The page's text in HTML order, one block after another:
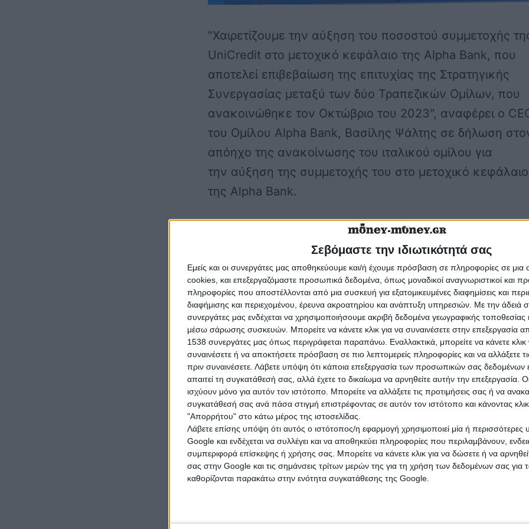
Σεβόμαστε την ιδιωτικότητά σας
Εμείς και οι συνεργάτες μας αποθηκεύουμε και/ή έχουμε πρόσβαση σε πληροφορίες σε
cookies, και επεξεργαζόμαστε προσωπικά δεδομένα, όπως μοναδικοί αναγνωριστικοί και
πληροφορίες που αποστέλλονται από μια συσκευή για εξατομικευμένες διαφημίσεις και
διαφήμισης και περιεχομένου, έρευνα ακροατηρίου και ανάπτυξη υπηρεσιών. Με την άδειά
συνεργάτες μας ενδέχεται να χρησιμοποιήσουμε ακριβή δεδομένα γεωγραφικής τοποθεσίας
μέσω σάρωσης συσκευών. Μπορείτε να κάνετε κλικ για να συναινέσετε στην επεξεργασία
1538 συνεργάτες μας όπως περιγράφεται παραπάνω. Εναλλακτικά, μπορείτε να κάνετε κλικ
συναινέσετε ή να αποκτήσετε πρόσβαση σε πιο λεπτομερείς πληροφορίες και να αλλάξετε
πριν συναινέσετε. Λάβετε υπόψη ότι κάποια επεξεργασία των προσωπικών σας δεδομένων
απαιτεί τη συγκατάθεσή σας, αλλά έχετε το δικαίωμα να αρνηθείτε αυτήν την επεξεργασία.
ισχύουν μόνο για αυτόν τον ιστότοπο. Μπορείτε να αλλάξετε τις προτιμήσεις σας ή να
συγκατάθεσή σας ανά πάσα στιγμή επιστρέφοντας σε αυτόν τον ιστότοπο και κάνοντας
"Απορρήτου" στο κάτω μέρος της ιστοσελίδας.
Λάβετε επίσης υπόψη ότι αυτός ο ιστότοπος/η εφαρμογή χρησιμοποιεί μία ή περισσότερες
Google και ενδέχεται να συλλέγει και να αποθηκεύει πληροφορίες που περιλαμβάνουν,
συμπεριφορά επίσκεψης ή χρήσης σας. Μπορείτε να κάνετε κλικ για να δώσετε ή να
σας στην Google και τις σημάνσεις τρίτων μερών της για τη χρήση των δεδομένων σας
καθορίζονται παρακάτω στην ενότητα συγκατάθεσης της Google.
"Χαιρετίζουμε την αύξηση του ποσοστού συμμετοχής
UniCredit στο μετοχικό κεφάλαιο της Alpha Bank, που
αποτελεί επιβεβαίωση της επιτυχίας της Στρατηγικής
Συνεργασίας μεταξύ των δύο Τραπεζικών Ομίλων, που
ανακοινώθηκε τον Οκτώβριο του 2023", αναφέρει ο
του Ομίλου Alpha Bank, Βασίλης Ψάλτης σε δήλωση
απόηχο της ανακοίνωσης του ιταλικού ομίλου για
την αύξηση της συμμετοχής του στο μετοχικό κεφάλαιο
της Alpha Bank.
"Έκτοτε συνεργαζόμαστε εντατικά σε ένα ευρύ φάσμα
τραπεζικών και επενδυτικών προϊόντων υψηλής
προστιθέμενης αξίας για τους πελάτες μας, από το
management έως τις υπηρεσίες χρηματοδότησης
επιχειρήσεων και επενδυτικών συμβουλών στις
κεφαλαιαγορές", αναφέρει ο κ. Ψάλτης και προσθέτει:
αποτέλεσμα της συνεργασίας, οι πελάτες της Alpha
απολαμβάνουν υψηλής ποιότητας υπηρεσίες και
επωφελούνται από τη δυνατότητα πρόσβασης στην
πανευρωπαϊκή πλατφόρμα του Στρατηγικού μας
Η αύξηση του ποσοστού συμμετοχής της UniCredit στην
Alpha Bank αποτελεί απόδειξη της δυναμικής περαιτέρω
ανάπτυξης της Στρατηγικής μας Συνεργασίας.
Τράπεζας μας και της Ελληνικής Οικονομίας, καθώς